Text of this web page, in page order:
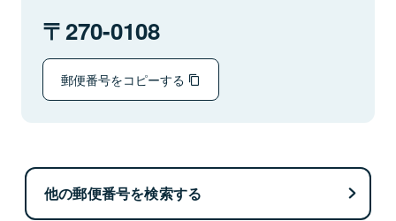
270-0108
郵便番号をコピーする
他の郵便番号を検索する